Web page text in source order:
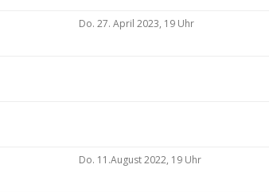
Do. 27. April 2023, 19 Uhr
Do. 11.August 2022, 19 Uhr